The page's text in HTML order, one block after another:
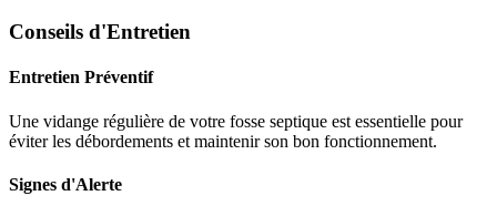
Conseils d'Entretien
Entretien Préventif
Une vidange régulière de votre fosse septique est essentielle pour
éviter les débordements et maintenir son bon fonctionnement.
Signes d'Alerte